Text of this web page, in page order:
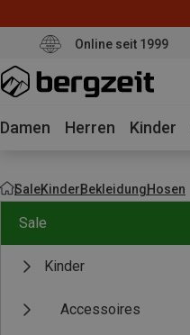
Online seit 1999
Damen Herren Kinder
SaleKinderBekleidungHosen
Sale
Kinder
Accessoires